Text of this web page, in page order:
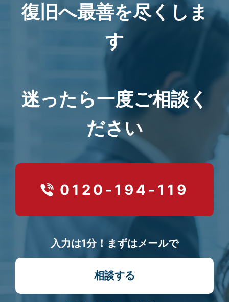
復旧へ最善を尽くしま
す
迷ったら一度ご相談く
ださい
0120-194-119
入力は1分！まずはメールで
相談する